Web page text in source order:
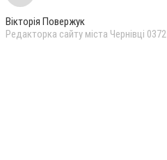
Вікторія Повержук
Редакторка сайту міста Чернівці 0372